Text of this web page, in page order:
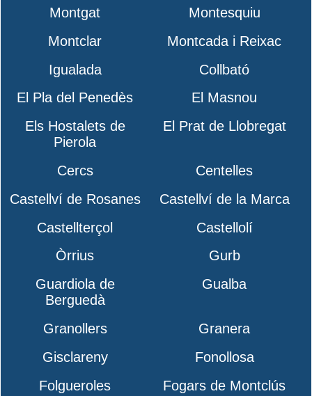
Montgat
Montesquiu
Montclar
Montcada i Reixac
Igualada
Collbató
El Pla del Penedès
El Masnou
Els Hostalets de
Pierola
El Prat de Llobregat
Cercs
Centelles
Castellví de Rosanes
Castellví de la Marca
Castellterçol
Castellolí
Òrrius
Gurb
Guardiola de
Berguedà
Gualba
Granollers
Granera
Gisclareny
Fonollosa
Folgueroles
Fogars de Montclús